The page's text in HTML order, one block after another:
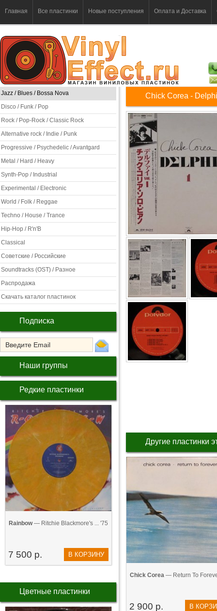
Главная Все пластинки Новые поступления Оплата и Доставка
Jazz / Blues / Bossa Nova
Disco / Funk / Pop
Rock / Pop-Rock / Classic Rock
Alternative rock / Indie / Punk
Progressive / Psychedelic / Avantgard
Metal / Hard / Heavy
Synth-Pop / Industrial
Experimental / Electronic
World / Folk / Reggae
Techno / House / Trance
Hip-Hop / R'n'B
Classical
Советские / Российские
Soundtracks (OST) / Разное
Распродажа
Скачать каталог пластинок
Подписка
Наши группы
Редкие пластинки
Rainbow— Ritchie Blackmore's ... '75
7 500 р. В КОРЗИНУ
Цветные пластинки
Chick Corea -
Другие пластинки
Chick Corea— Return To
2 900 р. В